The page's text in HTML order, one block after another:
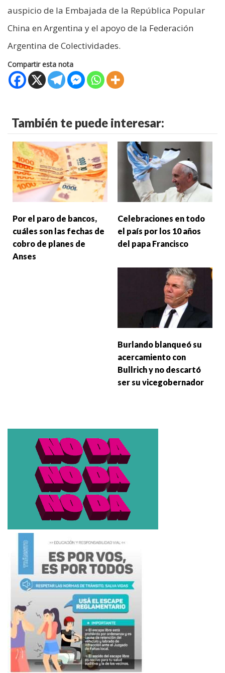
auspicio de la Embajada de la República Popular
China en Argentina y el apoyo de la Federación
Argentina de Colectividades.
Compartir esta nota
También te puede interesar:
Por el paro de bancos,
cuáles son las fechas de
cobro de planes de
Anses
Celebraciones en todo
el país por los 10 años
del papa Francisco
Burlando blanqueó su
acercamiento con
Bullrich y no descartó
ser su vicegobernador